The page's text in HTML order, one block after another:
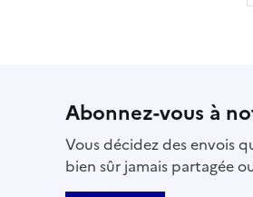
Abonnez-vous à
Vous décidez des envois
bien sûr jamais partagée